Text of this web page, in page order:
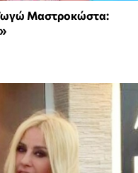
Γωγώ Μαστροκώστα: